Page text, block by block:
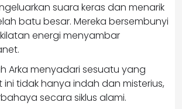
suara keras dan menarik
batu besar. Mereka bersembunyi
energi menyambar
Arka menyadari sesuatu yang
tidak hanya indah dan misterius,
secara siklus alami.